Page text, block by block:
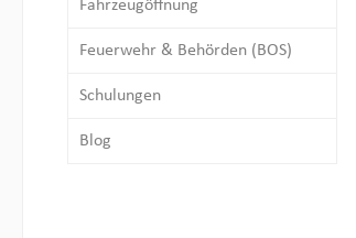
Fahrzeugöffnung
Feuerwehr & Behörden (BOS)
Schulungen
Blog